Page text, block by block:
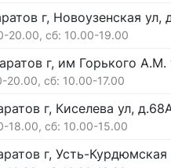
г, Новоузенская ул,
20.00, сб: 10.00-19.00
г, им Горького А.М.
20.00, сб: 10.00-17.00
г, Киселева ул,
18.00, сб: 10.00-15.00
г, Усть-Курдюмская